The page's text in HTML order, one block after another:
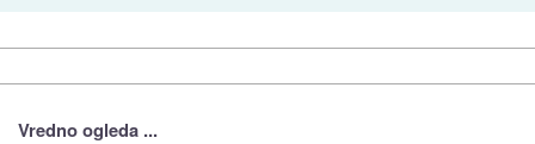
Vredno ogleda ...